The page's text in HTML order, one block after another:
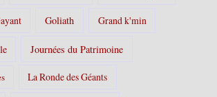
Goliath Grand k'min
Journées du Patrimoine
La Ronde des Géants